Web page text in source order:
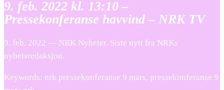
9. feb. 2022 kl. 13:10 –
Pressekonferanse havvind – NRK TV
9. feb. 2022 — NRK Nyheter. Siste nytt fra NRKs
nyhetsredaksjon.
Keywords: nrk pressekonferanse 9 mars, pressekonferanse 9